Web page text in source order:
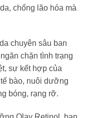
chống lão hóa mà
chuyên sâu ban
chặn tình trạng
sự kết hợp của
bào, nuôi dưỡng
bóng, rạng rỡ.